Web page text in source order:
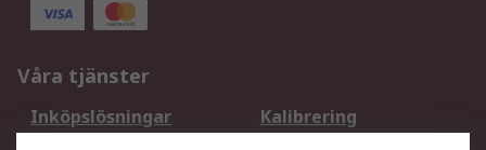
Våra tjänster
Inköpslösningar
Kalibrering